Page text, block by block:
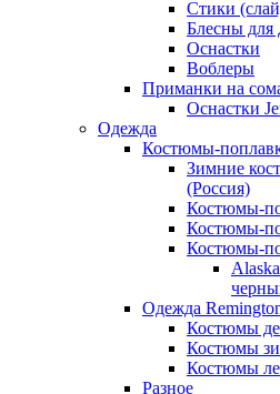
Стики
Блесны для
Оснастки
Воблеры
Приманки на
Оснастки
Одежда
Костюмы-
Зимние
(Россия)
Костюмы-
Костюмы-
Костюмы-
Одежда
Костюмы
Костюмы
Костюмы
Разное